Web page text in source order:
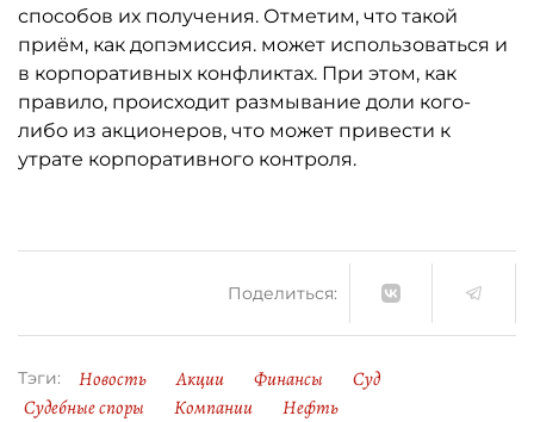
способов их получения. Отметим, что такой
приём, как допэмиссия. может использоваться и
в корпоративных конфликтах. При этом, как
правило, происходит размывание доли кого-
либо из акционеров, что может привести к
утрате корпоративного контроля.
Поделиться:
Тэги: Новость Акции Финансы
Суд
Судебные споры
Компании
Нефть